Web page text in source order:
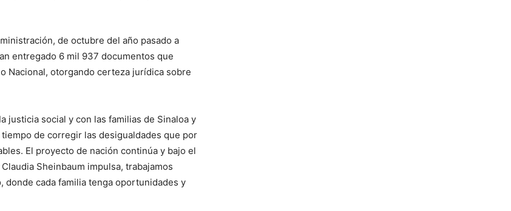
de octubre del año pasado a
entregado 6 mil 937 documentos que
Nacional, otorgando certeza jurídica sobre
justicia social y con las familias de Sinaloa y
de corregir las desigualdades que por
El proyecto de nación continúa y bajo el
Sheinbaum impulsa, trabajamos
cada familia tenga oportunidades y